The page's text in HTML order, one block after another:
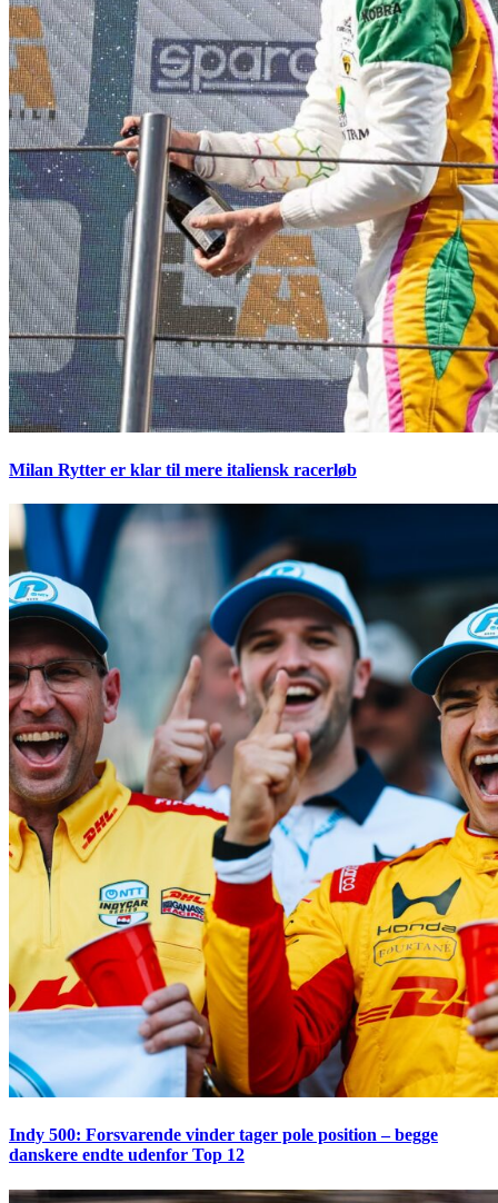
Milan Rytter er klar til mere italiensk racerløb
Indy 500: Forsvarende vinder tager pole position – begge
danskere endte udenfor Top 12